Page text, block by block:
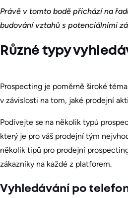
Právě v tomto bodě přichází na
budování vztahů s potenciálními
Různé typy
Prospecting je poměrně široké
v závislosti na tom, jaké prodejní
Podívejte se na několik typů
který je pro váš prodejní tým
několik tipů pro prodejní
zákazníky na každé z platforem.
Vyhledávání po